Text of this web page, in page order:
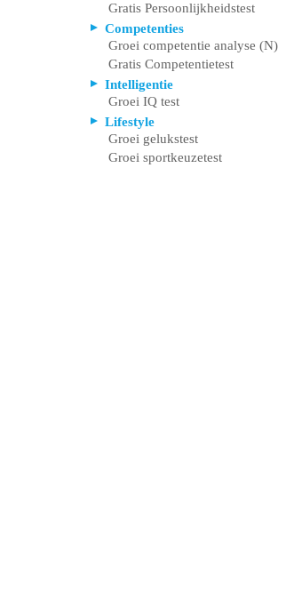
Gratis Persoonlijkheidstest
Competenties
Groei competentie analyse (N)
Gratis Competentietest
Intelligentie
Groei IQ test
Lifestyle
Groei gelukstest
Groei sportkeuzetest